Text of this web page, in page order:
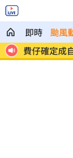
即時 颱風
命 費仔確定成
注